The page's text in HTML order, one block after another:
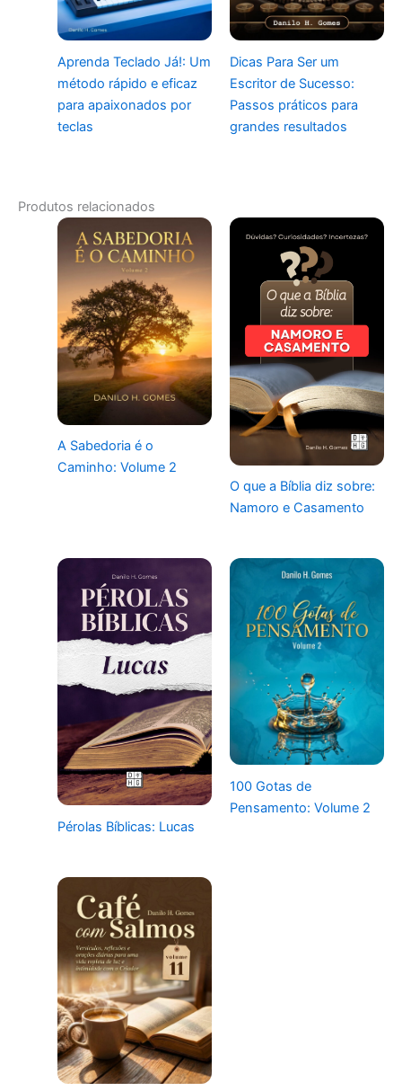
Aprenda Teclado Já!: Um
método rápido e eficaz
para apaixonados por
teclas
Dicas Para Ser um
Escritor de Sucesso:
Passos práticos para
grandes resultados
Produtos relacionados
A Sabedoria é o
Caminho: Volume 2
O que a Bíblia diz sobre:
Namoro e Casamento
Pérolas Bíblicas: Lucas
100 Gotas de
Pensamento: Volume 2